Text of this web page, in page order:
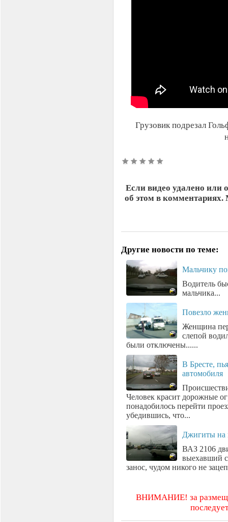
Грузовик подрезал
Если видео удалено или
об этом в комментариях.
Другие новости по теме:
Мальчику
Водитель
мальчика...
Повезло
Женщина
слепой
были отключены......
В Бресте,
автомобиля
Человек красит дорожные
понадобилось перейти
убедившись, что...
Джигиты на
ВАЗ 2106
выехавший
занос, чудом никого не
ВНИМАНИЕ! за